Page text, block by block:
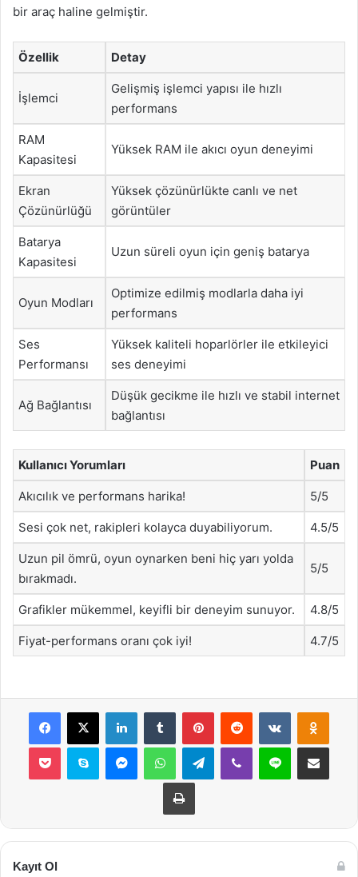
bir araç haline gelmiştir.
Özellik Detay
İşlemci
Gelişmiş işlemci yapısı ile hızlı
performans
RAM
Kapasitesi
Yüksek RAM ile akıcı oyun deneyimi
Ekran
Çözünürlüğü
Yüksek çözünürlükte canlı ve net
görüntüler
Batarya
Kapasitesi
Uzun süreli oyun için geniş batarya
Oyun Modları
Optimize edilmiş modlarla daha iyi
performans
Ses
Performansı
Yüksek kaliteli hoparlörler ile etkileyici
ses deneyimi
Ağ Bağlantısı
Düşük gecikme ile hızlı ve stabil internet
bağlantısı
Kullanıcı Yorumları Puan
Akıcılık ve performans harika! 5/5
Sesi çok net, rakipleri kolayca duyabiliyorum. 4.5/5
Uzun pil ömrü, oyun oynarken beni hiç yarı yolda
bırakmadı.
5/5
Grafikler mükemmel, keyifli bir deneyim sunuyor. 4.8/5
Fiyat-performans oranı çok iyi! 4.7/5
Facebook
X LinkedInTumblr PinterestReddit VKontakte
Pocket Skype MessengerWhatsAppTelegramViber Line E-Posta ile
Yazdır
Kayıt Ol